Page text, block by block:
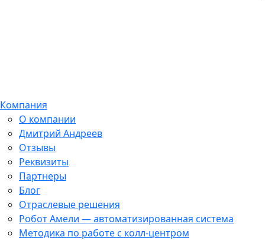
Компания
О компании
Дмитрий Андреев
Отзывы
Реквизиты
Партнеры
Блог
Отраслевые решения
Робот Амели — автоматизированная система
Методика по работе с колл-центром